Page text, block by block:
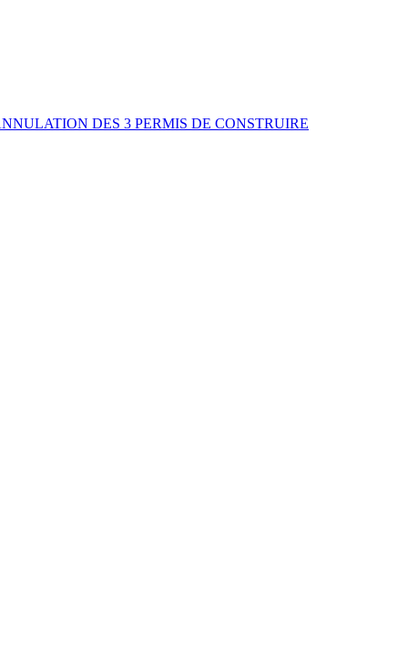
DES 3 PERMIS DE CONSTRUIRE